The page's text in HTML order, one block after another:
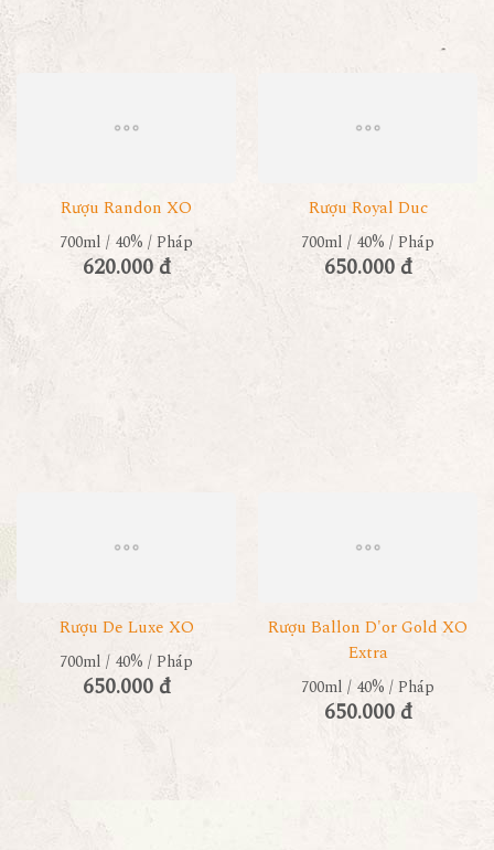
Rượu Randon XO
700ml / 40% / Pháp
620.000 đ
Rượu Royal Duc
700ml / 40% / Pháp
650.000 đ
Rượu De Luxe XO
700ml / 40% / Pháp
650.000 đ
Rượu Ballon D'or Gold XO
Extra
700ml / 40% / Pháp
650.000 đ